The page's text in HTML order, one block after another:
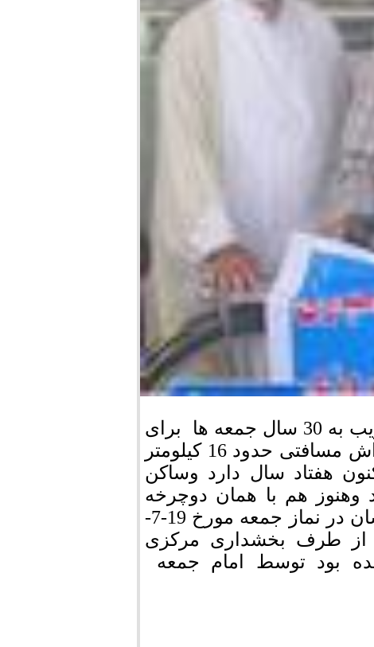
آقای جهانبخش باقری نماز گزاری است که قریب به 30 سال جمعه ها برای
شرکت درنماز جمعه مرودشت با دو چرخه اش مسافتی حدود 16 کیلومتر
هفتاد سال دارد وساکن
هم با همان دوچرخه
قدیمی خود هرهفته به نماز جمعه می آید ،ایشان در نماز جمعه مورخ 19-7-
از طرف بخشداری مرکزی
بود توسط امام جمعه